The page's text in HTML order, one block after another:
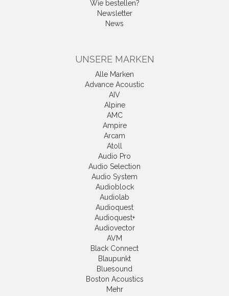
Wie bestellen?
Newsletter
News
UNSERE MARKEN
Alle Marken
Advance Acoustic
AIV
Alpine
AMC
Ampire
Arcam
Atoll
Audio Pro
Audio Selection
Audio System
Audioblock
Audiolab
Audioquest
Audioquest+
Audiovector
AVM
Black Connect
Blaupunkt
Bluesound
Boston Acoustics
Mehr